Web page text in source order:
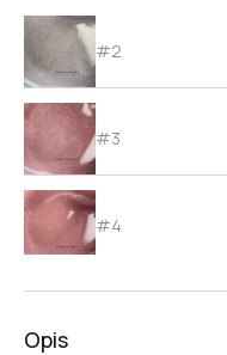
#2
#3
#4
Opis